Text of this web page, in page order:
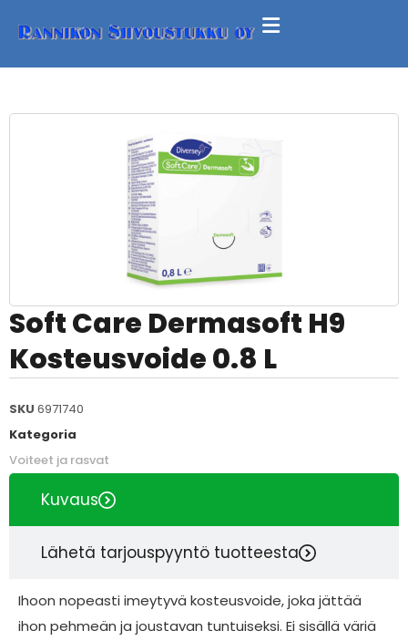
Soft Care Dermasoft H9
Kosteusvoide 0.8 L
SKU 6971740
Kategoria
Voiteet ja rasvat
Kuvaus
Lähetä tarjouspyyntö tuotteesta
Ihoon nopeasti imeytyvä kosteusvoide, joka jättää
ihon pehmeän ja joustavan tuntuiseksi. Ei sisällä väriä